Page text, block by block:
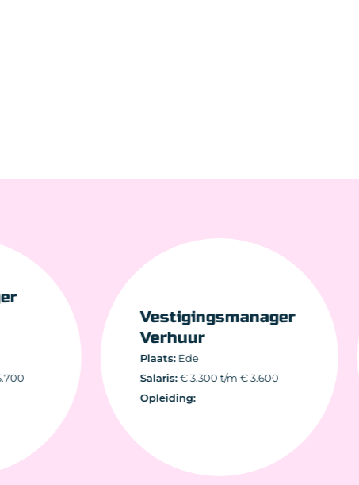
Vestigingsmanager
Verhuur
Plaats:Ede
Salaris:€ 3.300 t/m € 3.600
Opleiding: